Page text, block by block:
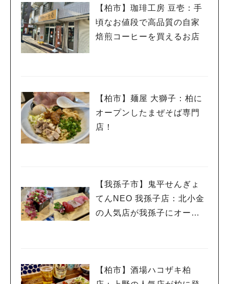
【柏市】珈琲工房 豆壱：手
頃なお値段で高品質の自家
焙煎コーヒーを買えるお店
【柏市】麺屋 大獅子：柏に
オープンしたまぜそば専門
店！
【我孫子市】鬼平せんぎょ
てんNEO 我孫子店：北小金
の人気店が我孫子にオープ
【柏市】酒場ハコザキ柏